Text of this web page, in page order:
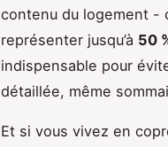
contenu du logement -
représenter jusqu’à 50
indispensable pour
détaillée, même
Et si vous vivez en